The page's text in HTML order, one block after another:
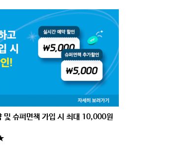
및 슈퍼면책 가입 시 최대 10,000원